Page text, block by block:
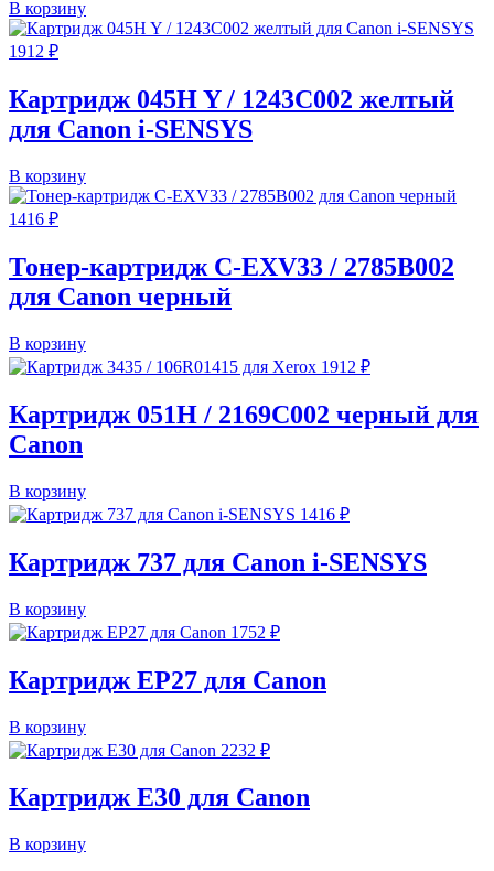
В корзину
1912 ₽
Картридж 045H Y / 1243C002 желтый
для Canon i-SENSYS
В корзину
1416 ₽
Тонер-картридж C-EXV33 / 2785B002
для Canon черный
В корзину
1912 ₽
Картридж 051H / 2169C002 черный для
Canon
В корзину
1416 ₽
Картридж 737 для Canon i-SENSYS
В корзину
1752 ₽
Картридж EP27 для Canon
В корзину
2232 ₽
Картридж E30 для Canon
В корзину